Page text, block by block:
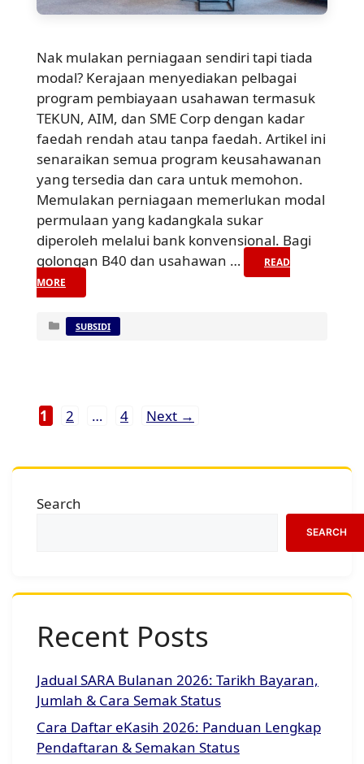
Nak mulakan perniagaan sendiri tapi tiada
modal? Kerajaan menyediakan pelbagai
program pembiayaan usahawan termasuk
TEKUN, AIM, dan SME Corp dengan kadar
faedah rendah atau tanpa faedah. Artikel ini
senaraikan semua program keusahawanan
yang tersedia dan cara untuk memohon.
Memulakan perniagaan memerlukan modal
permulaan yang kadangkala sukar
diperoleh melalui bank konvensional. Bagi
golongan B40 dan usahawan …
READ
MORE
Categories
SUBSIDI
Page
1 Page
2 … Page
4 Next →
Search
SEARCH
Recent Posts
Jadual SARA Bulanan 2026: Tarikh Bayaran,
Jumlah & Cara Semak Status
Cara Daftar eKasih 2026: Panduan Lengkap
Pendaftaran & Semakan Status